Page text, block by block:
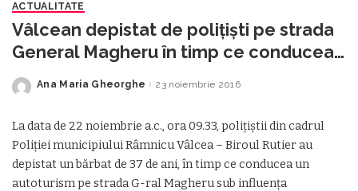
ACTUALITATE
Vâlcean depistat de poliţişti pe strada
General Magheru în timp ce conducea
băut
Posted
Ana Maria Gheorghe 23 noiembrie 2016
La data de 22 noiembrie a.c., ora 09.33, poliţiştii din cadrul
Poliţiei municipiului Râmnicu Vâlcea – Biroul Rutier au
depistat un bărbat de 37 de ani, în timp ce conducea un
autoturism pe strada G-ral Magheru sub influenţa